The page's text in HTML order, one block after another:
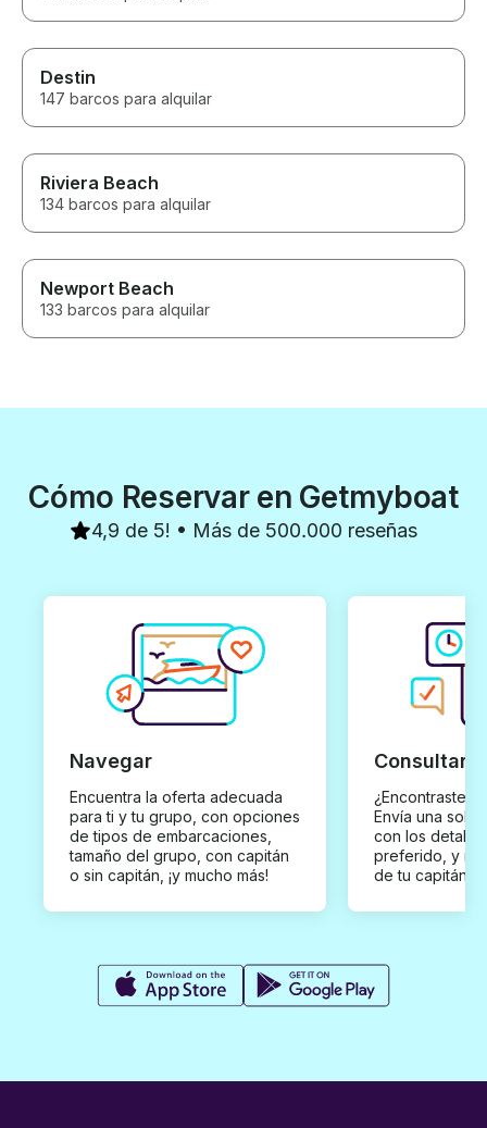
Destin
147 barcos para alquilar
Riviera Beach
134 barcos para alquilar
Newport Beach
133 barcos para alquilar
Cómo Reservar en Getmyboat
4,9 de 5! • Más de 500.000 reseñas
Navegar
Encuentra la oferta adecuada
para ti y tu grupo, con opciones
de tipos de embarcaciones,
tamaño del grupo, con capitán
o sin capitán, ¡y mucho más!
Consultar
¿Encontraste
Envía una
con los
preferido, y
de tu capitán